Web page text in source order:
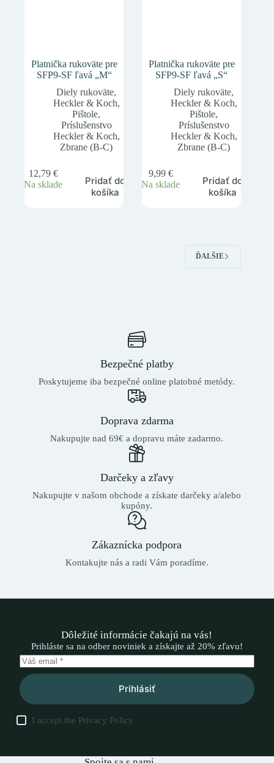
Platnička rukoväte pre
SFP9-SF ľavá „M“
Diely rukoväte,
Heckler & Koch,
Pištole,
Príslušenstvo
Heckler & Koch,
Zbrane (B-C)
12,79 €
Na sklade
Pridať do
košíka
Platnička rukoväte pre
SFP9-SF ľavá „S“
Diely rukoväte,
Heckler & Koch,
Pištole,
Príslušenstvo
Heckler & Koch,
Zbrane (B-C)
9,99 €
Na sklade
Pridať do
košíka
ĎALŠIE
Bezpečné platby
Poskytujeme iba bezpečné online platobné metódy.
Doprava zdarma
Nakupujte nad 69€ a dopravu máte zadarmo.
Darčeky a zľavy
Nakupujte v našom obchode a získate darčeky a/alebo
kupóny.
Zákaznícka podpora
Kontakujte nás a radi Vám poradíme.
Dôležité informácie čakajú na vás!
Prihláste sa na odber noviniek a získajte až 20% zľavu!
Prihlásiť
I accept the Privacy Policy